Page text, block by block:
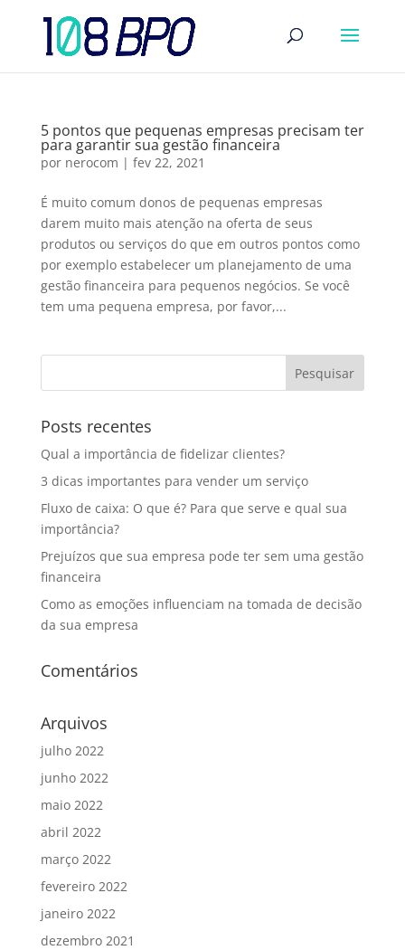
5 pontos que pequenas empresas precisam ter
para garantir sua gestão financeira
por nerocom | fev 22, 2021
É muito comum donos de pequenas empresas
darem muito mais atenção na oferta de seus
produtos ou serviços do que em outros pontos como
por exemplo estabelecer um planejamento de uma
gestão financeira para pequenos negócios. Se você
tem uma pequena empresa, por favor,...
Posts recentes
Qual a importância de fidelizar clientes?
3 dicas importantes para vender um serviço
Fluxo de caixa: O que é? Para que serve e qual sua
importância?
Prejuízos que sua empresa pode ter sem uma gestão
financeira
Como as emoções influenciam na tomada de decisão
da sua empresa
Comentários
Arquivos
julho 2022
junho 2022
maio 2022
abril 2022
março 2022
fevereiro 2022
janeiro 2022
dezembro 2021